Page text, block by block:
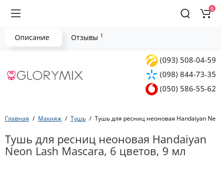
(093) 508-04-59
(098) 844-73-35
(050) 586-55-62
0
Главная Макияж Тушь Тушь для ресниц неоновая Handaiyan
Тушь для ресниц неоновая Handaiyan
Neon Lash Mascara, 6 цветов, 9 мл
Описание Отзывы 1